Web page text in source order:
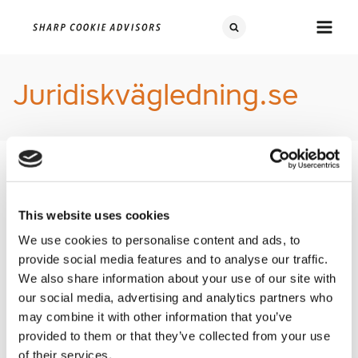
This website uses cookies
We use cookies to personalise content and ads, to
provide social media features and to analyse our traffic.
We also share information about your use of our site with
our social media, advertising and analytics partners who
may combine it with other information that you’ve
provided to them or that they’ve collected from your use
of their services.
Juridiskvägledning.se
Ta del av våra insidertips och exempel du
med
Vår mission är att använda vår juridiska kompetens för att
förklara, förenkla och förbättra våra kunders beslutsunderlag. Vi
driver därför bl.a. en blogg som gör det möjligt för oss att sprida
vår kunskap och erfarenheter långt utanför vår kundkrets.
Vi har gått igenom följande:
Native marketing i online media - tips för att undvika
svartlistning